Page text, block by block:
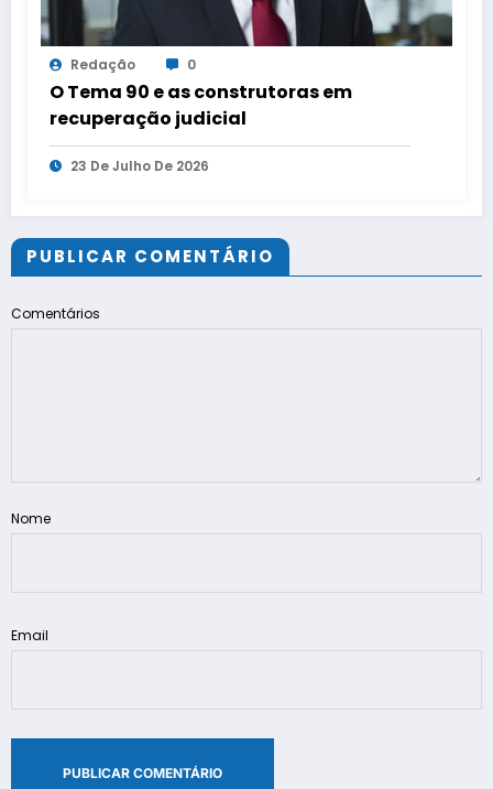
Redação 0
O Tema 90 e as construtoras em
recuperação judicial
23 De Julho De 2026
PUBLICAR COMENTÁRIO
Comentários
Nome
Email